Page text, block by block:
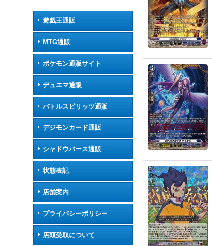
遊戯王通販
MTG通販
ポケモン通販サイト
デュエマ通販
バトルスピリッツ通販
デジモンカード通販
シャドウバース通販
状態表記
店舗案内
プライバシーポリシー
店頭受取について